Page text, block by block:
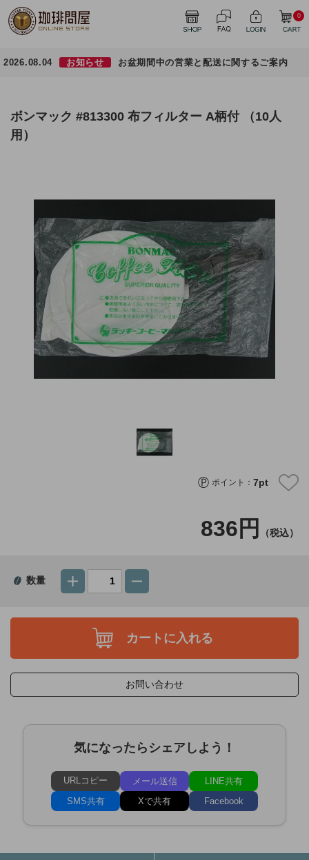
0
2026.08.04 お知らせ お盆期間中の営業と配送に関するご案内
ボンマック #813300 布フィルター A柄付 （10人
用）
ポイント：7pt
836円 （税込）
数量
カートに入れる
お問い合わせ
気になったらシェアしよう！
URLコピー メール送信
LINE共有
SMS共有
Xで共有 Facebook